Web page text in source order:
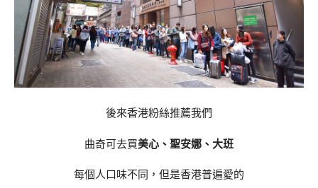
後來香港粉絲推薦我們
曲奇可去買美心、聖安娜、大班
每個人口味不同，但是香港普遍愛的